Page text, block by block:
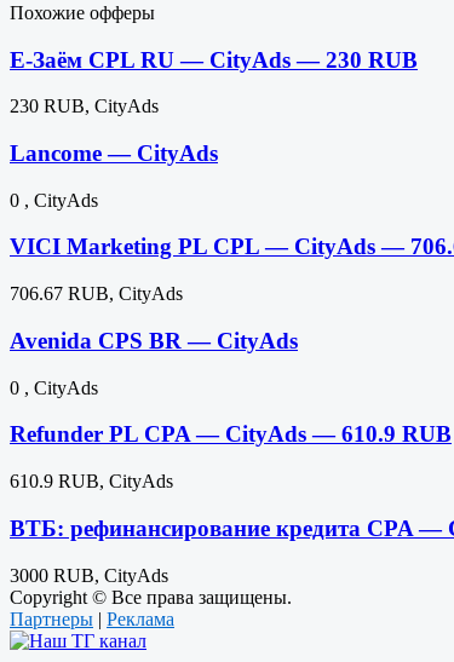
Похожие офферы
Е-Заём CPL RU — CityAds — 230 RUB
230 RUB, CityAds
Lancome — CityAds
0 , CityAds
VICI Marketing PL CPL — CityAds —
706.67 RUB, CityAds
Avenida CPS BR — CityAds
0 , CityAds
Refunder PL CPA — CityAds — 610.9 RUB
610.9 RUB, CityAds
ВТБ: рефинансирование кредита CPA
3000 RUB, CityAds
Copyright © Все права защищены.
Партнеры | Реклама